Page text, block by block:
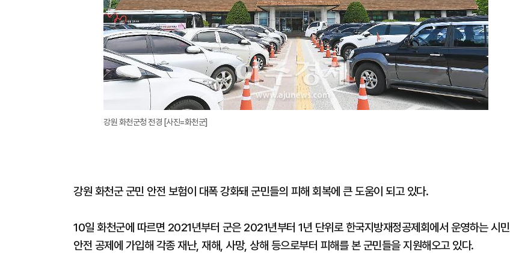
강원 화천군청 전경 [사진=화천군]
강원 화천군 군민 안전 보험이 대폭 강화돼 군민들의 피해 회복에 큰 도움이 되고 있다.
10일 화천군에 따르면 2021년부터 군은 2021년부터 1년 단위로 한국지방재정공제회에서 운영하는 시민
안전 공제에 가입해 각종 재난, 재해, 사망, 상해 등으로부터 피해를 본 군민들을 지원해오고 있다.